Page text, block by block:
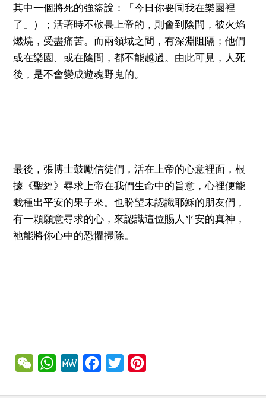
其中一個將死的強盜說：「今日你要同我在樂園裡
了」）；活著時不敬畏上帝的，則會到陰間，被火焰
燃燒，受盡痛苦。而兩領域之間，有深淵阻隔；他們
或在樂園、或在陰間，都不能越過。由此可見，人死
後，是不會變成遊魂野鬼的。
最後，張博士鼓勵信徒們，活在上帝的心意裡面，根
據《聖經》尋求上帝在我們生命中的旨意，心裡便能
栽種出平安的果子來。也盼望未認識耶穌的朋友們，
有一顆願意尋求的心，來認識這位賜人平安的真神，
祂能將你心中的恐懼掃除。
WeChatWhatsApp
MeWe Facebook
Twitter